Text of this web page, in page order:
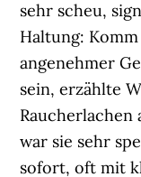
sehr scheu,
Haltung:
angenehmer
sein, erzählte
Raucherlachen
war sie sehr
sofort, oft mit